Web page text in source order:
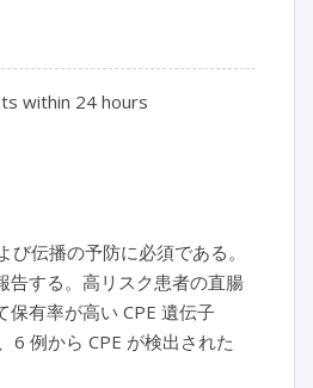
within 24 hours
伝播の予防に必須である。
告する。高リスク患者の直腸
有率が高い CPE 遺伝子
6 例から CPE が検出された